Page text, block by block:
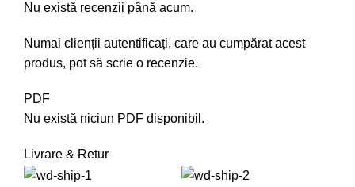
Nu există recenzii până acum.
Numai clienții autentificați, care au cumpărat acest
produs, pot să scrie o recenzie.
PDF
Nu există niciun PDF disponibil.
Livrare & Retur